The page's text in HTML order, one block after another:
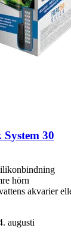
30
hörn
akvarier
augusti